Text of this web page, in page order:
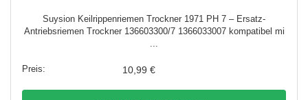
Suysion Keilrippenriemen Trockner 1971 PH 7 – Ersatz-
Antriebsriemen Trockner 136603300/7 1366033007 kompatibel mi
10,99 €